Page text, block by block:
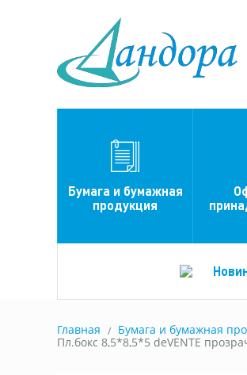
Бумага и бумажная
продукция
Главная Бумага и бумажная
Пл.бокс 8,5*8,5*5 deVENTE